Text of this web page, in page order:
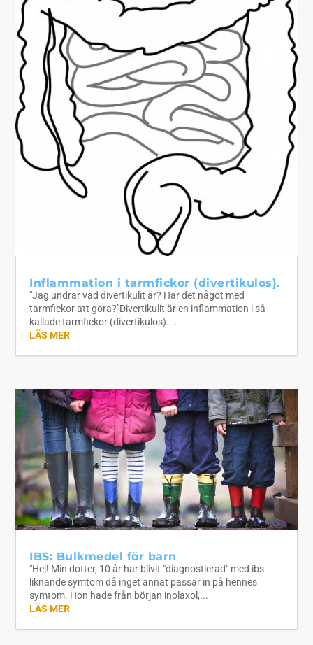
Inflammation i tarmfickor (divertikulos).
"Jag undrar vad divertikulit är? Har det något med
tarmfickor att göra?"Divertikulit är en inflammation i så
kallade tarmfickor (divertikulos)....
LÄS MER
IBS: Bulkmedel för barn
"Hej! Min dotter, 10 år har blivit "diagnostierad" med ibs
liknande symtom då inget annat passar in på hennes
symtom. Hon hade från början inolaxol,...
LÄS MER